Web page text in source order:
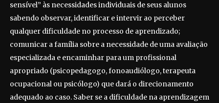
sensível” às necessidades individuais de seus alunos
sabendo observar, identificar e intervir ao perceber
qualquer dificuldade no processo de aprendizado;
comunicar a família sobre a necessidade de uma avaliação
especializada e encaminhar para um profissional
apropriado (psicopedagogo, fonoaudiólogo, terapeuta
ocupacional ou psicólogo) que dará o direcionamento
adequado ao caso. Saber se a dificuldade na aprendizagem